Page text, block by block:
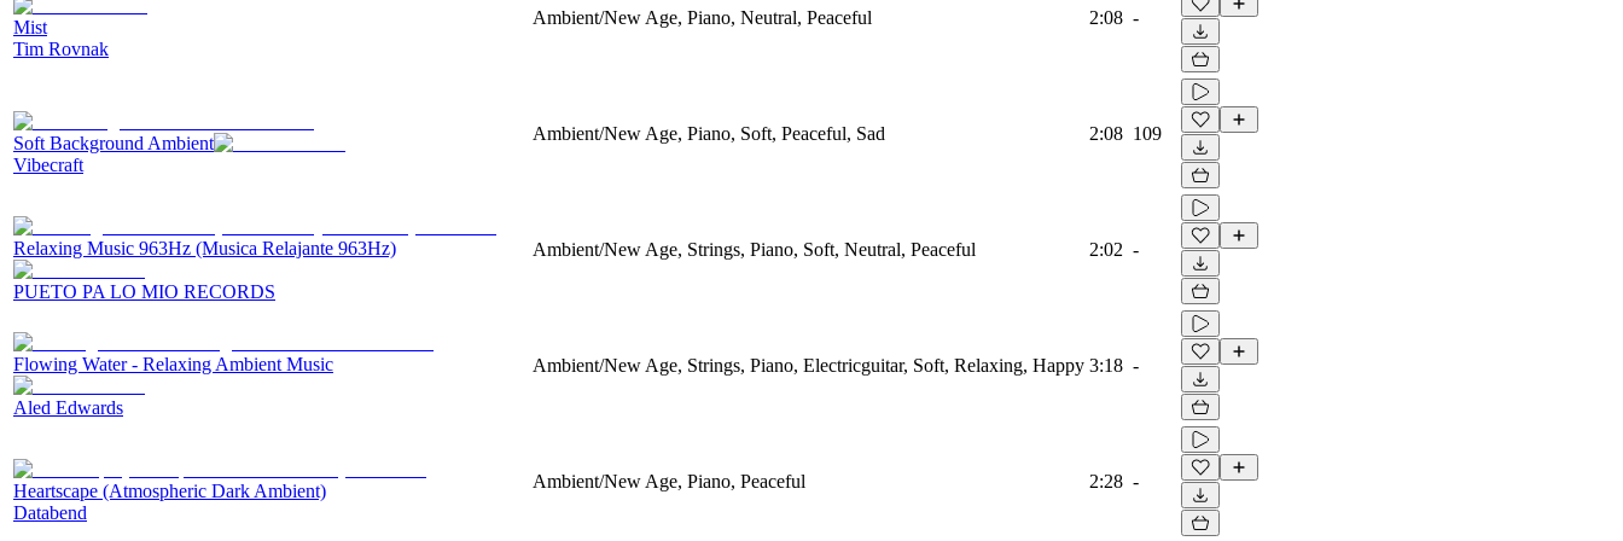
Mist
Tim Rovnak
Ambient/New Age, Piano, Neutral, Peaceful 2:08 -
Soft Background Ambient
Vibecraft
Ambient/New Age, Piano, Soft, Peaceful, Sad 2:08 109
Relaxing Music 963Hz (Musica Relajante 963Hz)
PUETO PA LO MIO RECORDS
Ambient/New Age, Strings, Piano, Soft, Neutral, Peaceful 2:02 -
Flowing Water - Relaxing Ambient Music
Aled Edwards
Ambient/New Age, Strings, Piano, Electricguitar, Soft, Relaxing, Happy 3:18 -
Heartscape (Atmospheric Dark Ambient)
Databend
Ambient/New Age, Piano, Peaceful 2:28 -